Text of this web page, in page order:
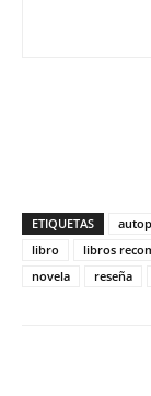
ETIQUETAS
libro
libros
novela
reseña